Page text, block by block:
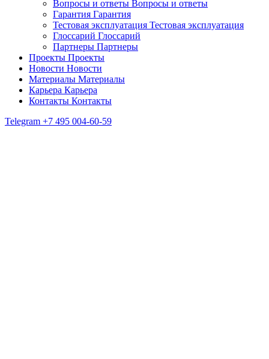
Вопросы и ответы Вопросы и ответы
Гарантия Гарантия
Тестовая эксплуатация Тестовая эксплуатация
Глоссарий Глоссарий
Партнеры Партнеры
Проекты Проекты
Новости Новости
Материалы Материалы
Карьера Карьера
Контакты Контакты
Telegram +7 495 004-60-59